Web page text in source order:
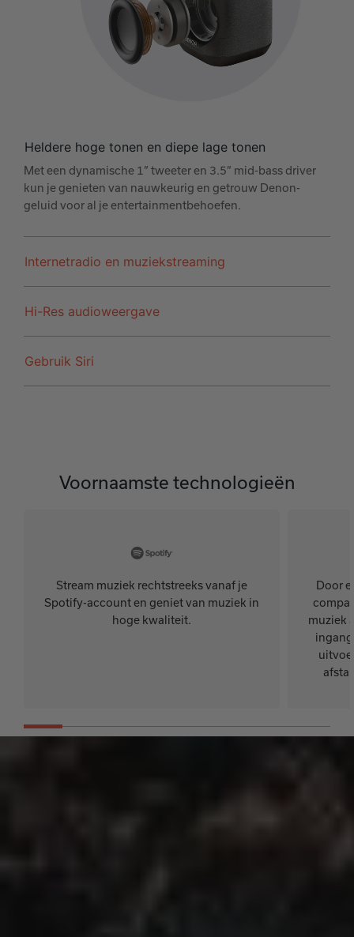
Heldere hoge tonen en diepe lage tonen
Met een dynamische 1” tweeter en 3.5” mid-bass driver
kun je genieten van nauwkeurig en getrouw Denon-
geluid voor al je entertainmentbehoefen.
Internetradio en muziekstreaming
Hi-Res audioweergave
Gebruik Siri
Voornaamste technologieën
Stream muziek rechtstreeks vanaf je
Spotify-account en geniet van muziek in
hoge kwaliteit.
Door
muziek